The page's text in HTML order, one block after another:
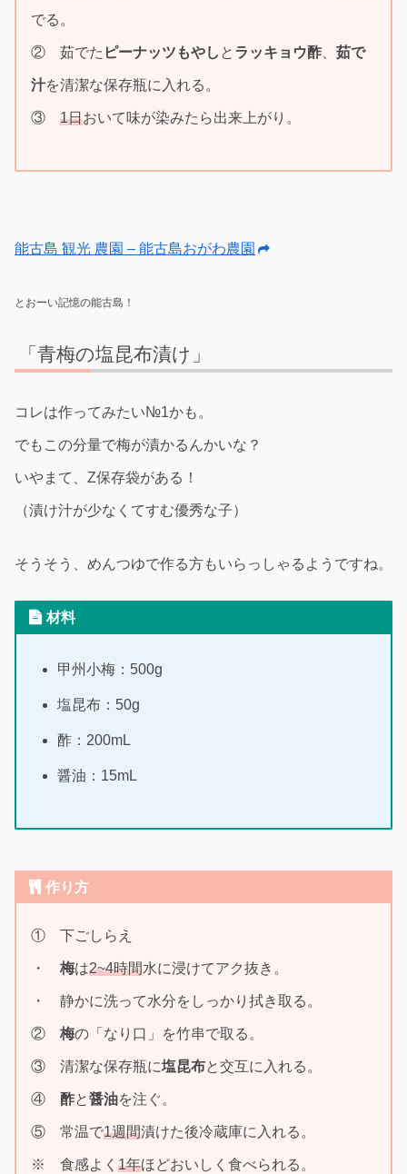
でる。
② 茹でた ピーナッツもやし と ラッキョウ酢 茹で
汁を清潔な保存瓶に入れる。
③ 1日おいて味が染みたら出来上がり。
能古島 観光 農園 – 能古島おがわ農園
とおーい記憶の能古島！
「青梅の塩昆布漬け」
コレは作ってみたい№1かも。
でもこの分量で梅が漬かるんかいな？
いやまて、Z保存袋がある！
（漬け汁が少なくてすむ優秀な子）
そうそう、めんつゆで作る方もいらっしゃるようですね。
材料
甲州小梅：500g
塩昆布：50g
酢：200mL
醤油：15mL
作り方
① 下ごしらえ
・ 梅は2~4時間水に浸けてアク抜き。
・ 静かに洗って水分をしっかり拭き取る。
② 梅の「なり口」を竹串で取る。
③ 清潔な保存瓶に塩昆布と交互に入れる。
④ 酢と醤油を注ぐ。
⑤ 常温で1週間漬けた後冷蔵庫に入れる。
※ 食感よく 1年ほどおいしく食べられる。